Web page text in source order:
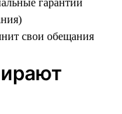
свои обещания